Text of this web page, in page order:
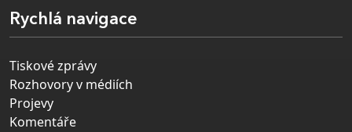
Rychlá navigace
Tiskové zprávy
Rozhovory v médiích
Projevy
Komentáře